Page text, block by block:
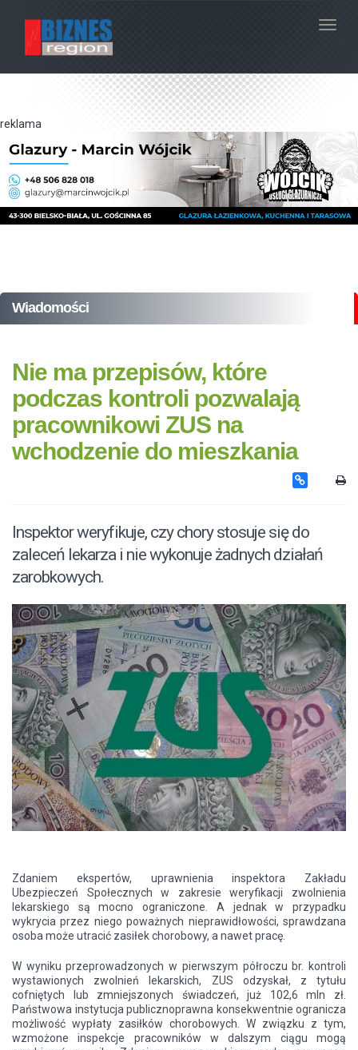
reklama
Wiadomości
Nie ma przepisów, które
podczas kontroli pozwalają
pracownikowi ZUS na
wchodzenie do mieszkania
Inspektor weryfikuje, czy chory stosuje się do
zaleceń lekarza i nie wykonuje żadnych działań
zarobkowych.
Zdaniem ekspertów, uprawnienia inspektora Zakładu
Ubezpieczeń Społecznych w zakresie weryfikacji zwolnienia
lekarskiego są mocno ograniczone. A jednak w przypadku
wykrycia przez niego poważnych nieprawidłowości, sprawdzana
osoba może utracić zasiłek chorobowy, a nawet pracę.
W wyniku przeprowadzonych w pierwszym półroczu br. kontroli
wystawionych zwolnień lekarskich, ZUS odzyskał, z tytułu
cofniętych lub zmniejszonych świadczeń, już 102,6 mln zł.
Państwowa instytucja publicznoprawna konsekwentnie ogranicza
możliwość wypłaty zasiłków chorobowych. W związku z tym,
wzmożone inspekcje pracowników w dalszym ciągu mogą